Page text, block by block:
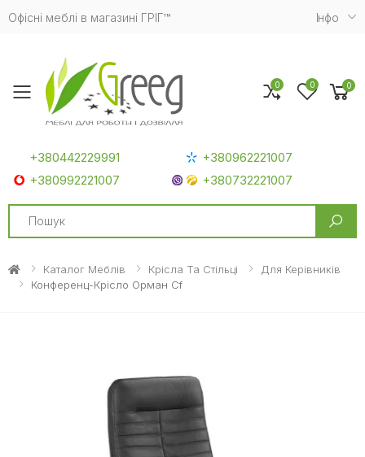
Офісні меблі в магазині ГРІГ™ Iнфо
Toggle mobile menu
+380442229991
+380962221007
+380992221007
+380732221007
Search
0 0 0
Каталог Меблів Крісла Та Стільці
Для Керівників
Конференц-Крісло Орман Cf